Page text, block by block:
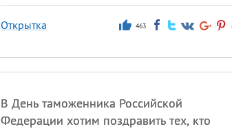
Открытка 463
В День таможенника Российской
Федерации хотим поздравить тех, кто